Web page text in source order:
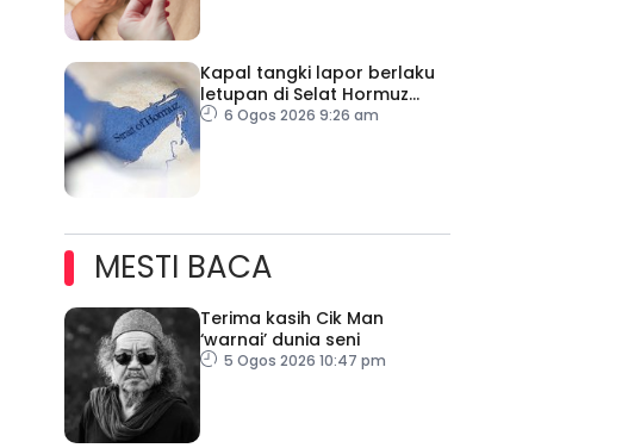
Kapal tangki lapor berlaku
letupan di Selat Hormuz
ketika Iran-Oman berunding
6 Ogos 2026 9:26 am
MESTI BACA
Terima kasih Cik Man
‘warnai’ dunia seni
5 Ogos 2026 10:47 pm